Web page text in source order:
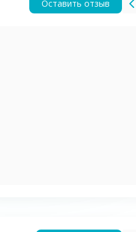
Оставить отзыв